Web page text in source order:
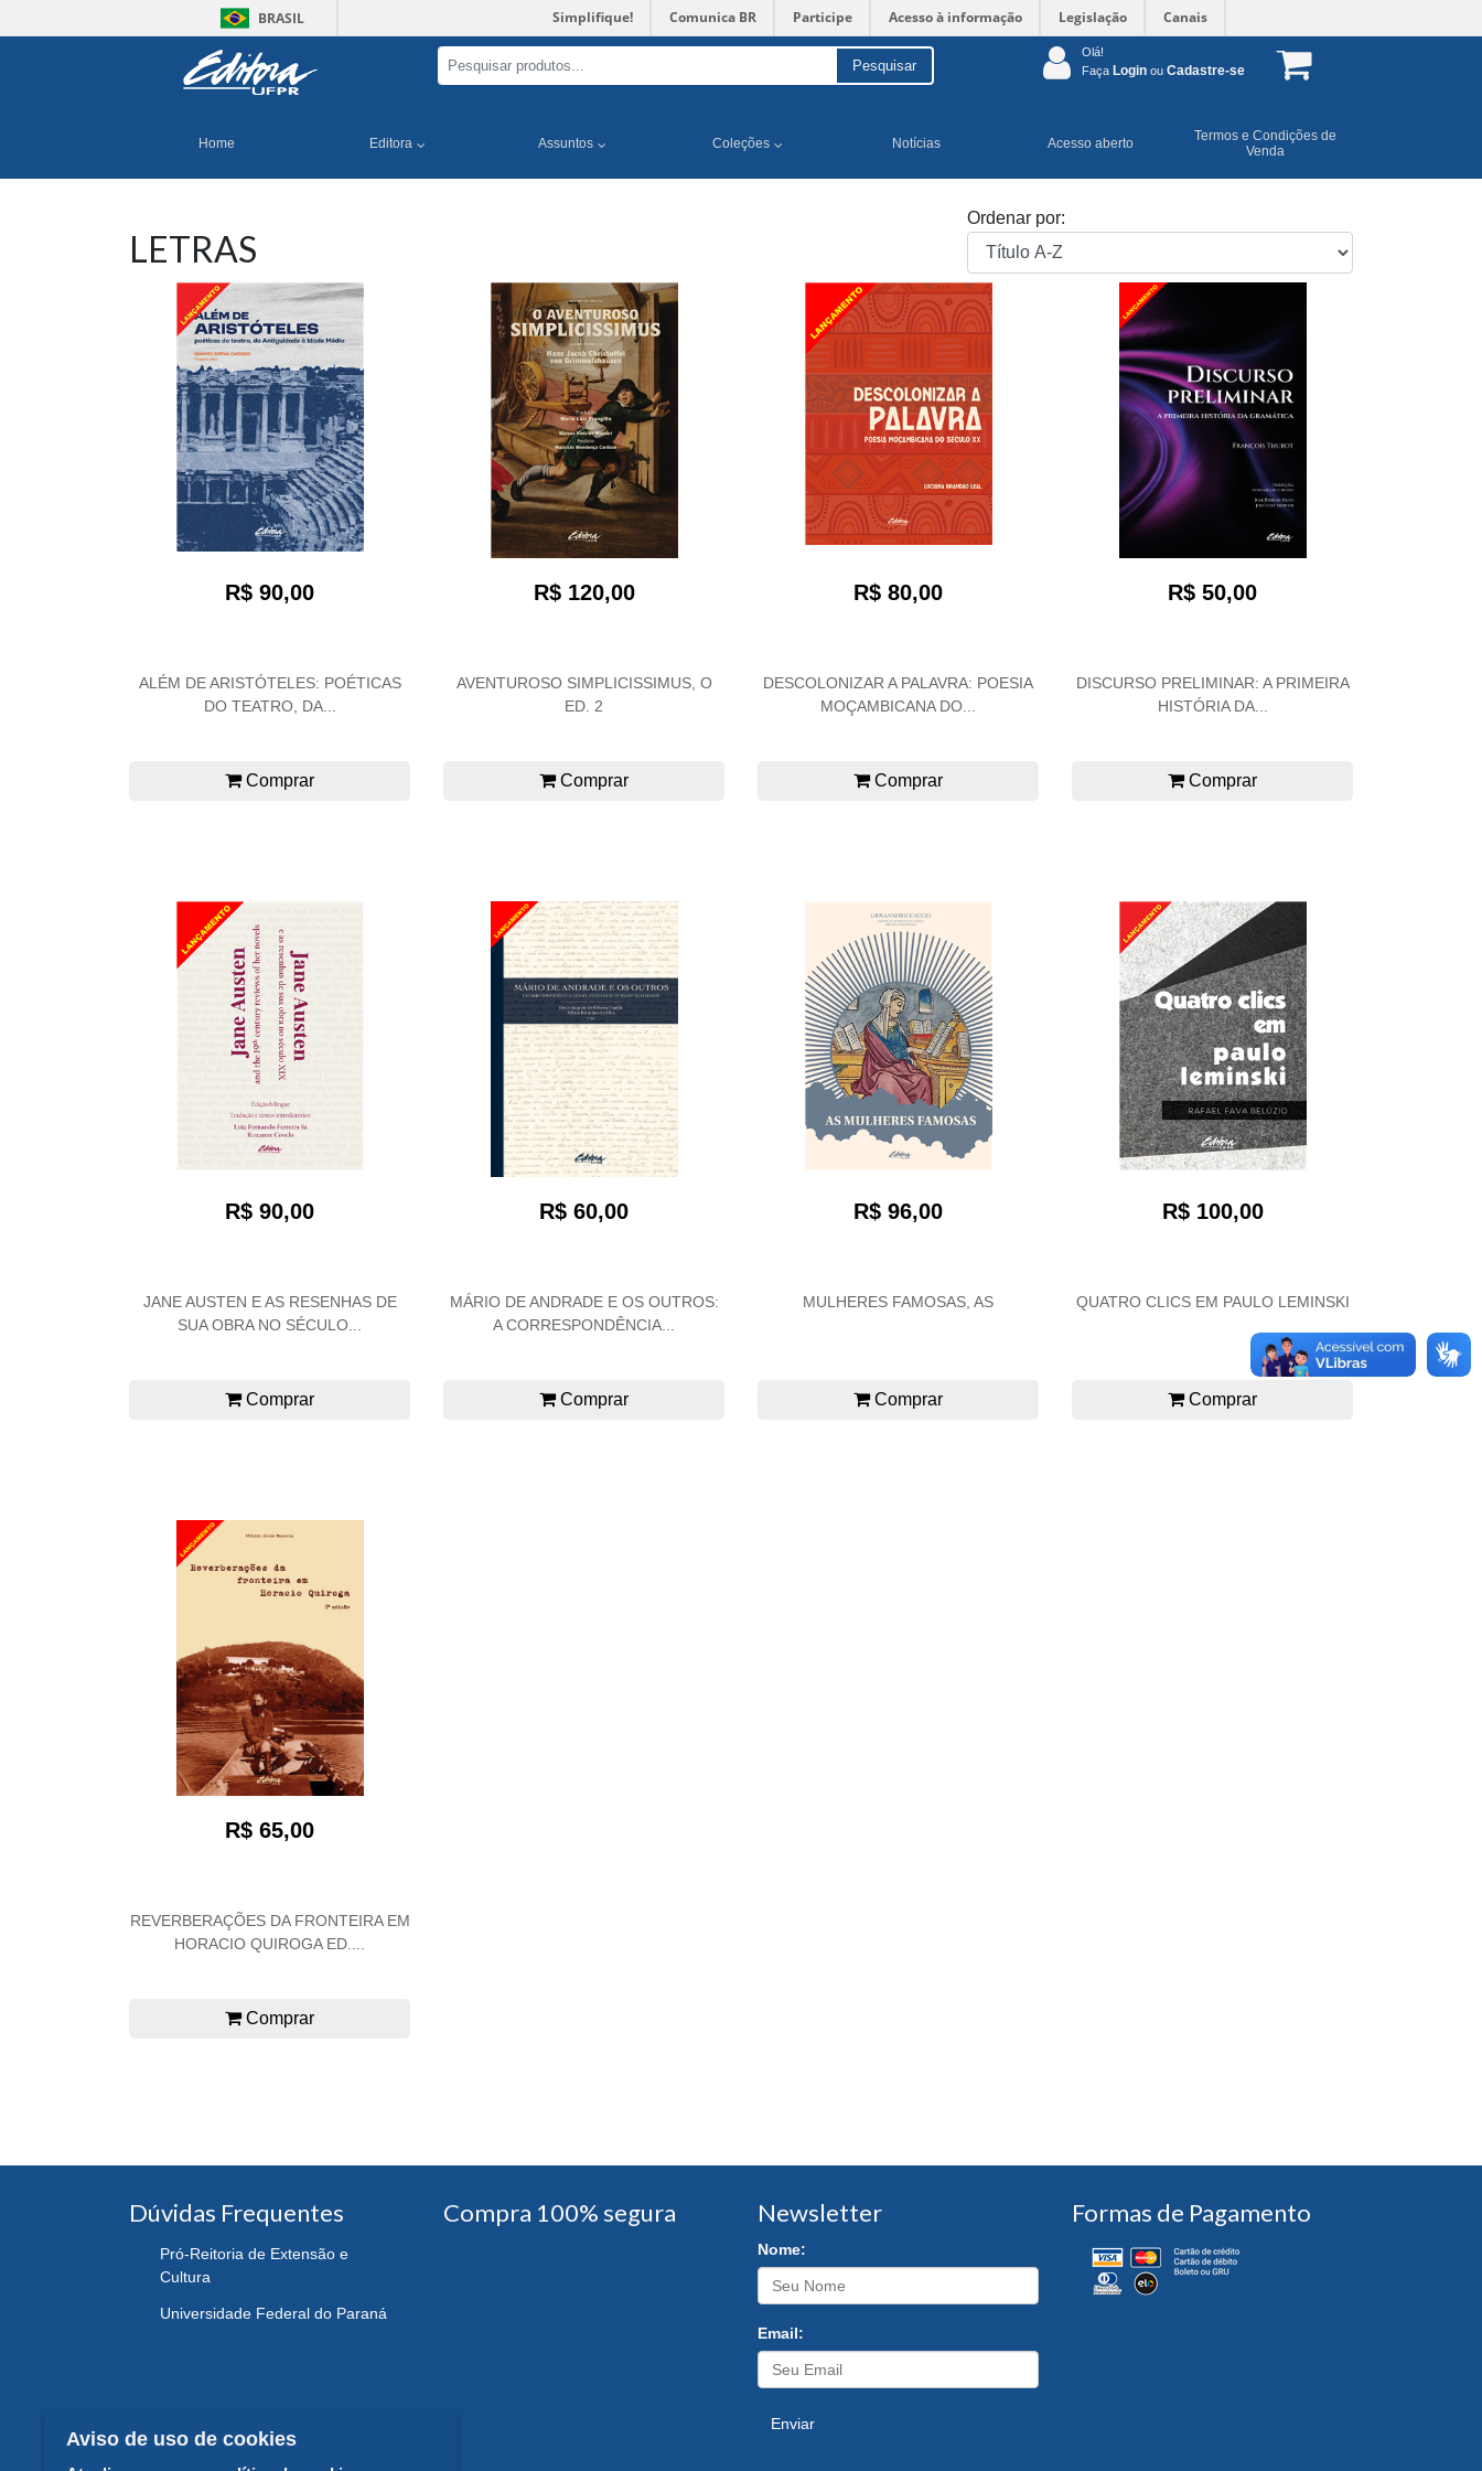
BRASIL Simplifique! Comunica BR Participe Acesso à informação Legislação Canais
Pesquisar
Olá!
Faça Login ou Cadastre-se
Home Editora Assuntos Coleções Notícias Acesso aberto
Termos e Condições de
Venda
LETRAS
Ordenar por:
R$ 90,00
ALÉM DE ARISTÓTELES: POÉTICAS
DO TEATRO, DA...
Comprar
R$ 120,00
AVENTUROSO SIMPLICISSIMUS, O
ED. 2
Comprar
R$ 80,00
DESCOLONIZAR A PALAVRA: POESIA
MOÇAMBICANA DO...
Comprar
R$ 50,00
DISCURSO PRELIMINAR: A PRIMEIRA
HISTÓRIA DA...
Comprar
R$ 90,00
JANE AUSTEN E AS RESENHAS DE
SUA OBRA NO SÉCULO...
Comprar
R$ 60,00
MÁRIO DE ANDRADE E OS OUTROS:
A CORRESPONDÊNCIA...
Comprar
R$ 96,00
MULHERES FAMOSAS, AS
Comprar
R$ 100,00
QUATRO CLICS EM PAULO LEMINSKI
Comprar
R$ 65,00
REVERBERAÇÕES DA FRONTEIRA EM
HORACIO QUIROGA ED....
Comprar
Dúvidas Frequentes
Pró-Reitoria de Extensão e
Cultura
Universidade Federal do Paraná
Compra 100% segura Newsletter
Nome:
Email:
Enviar
Formas de Pagamento
Aviso de uso de cookies